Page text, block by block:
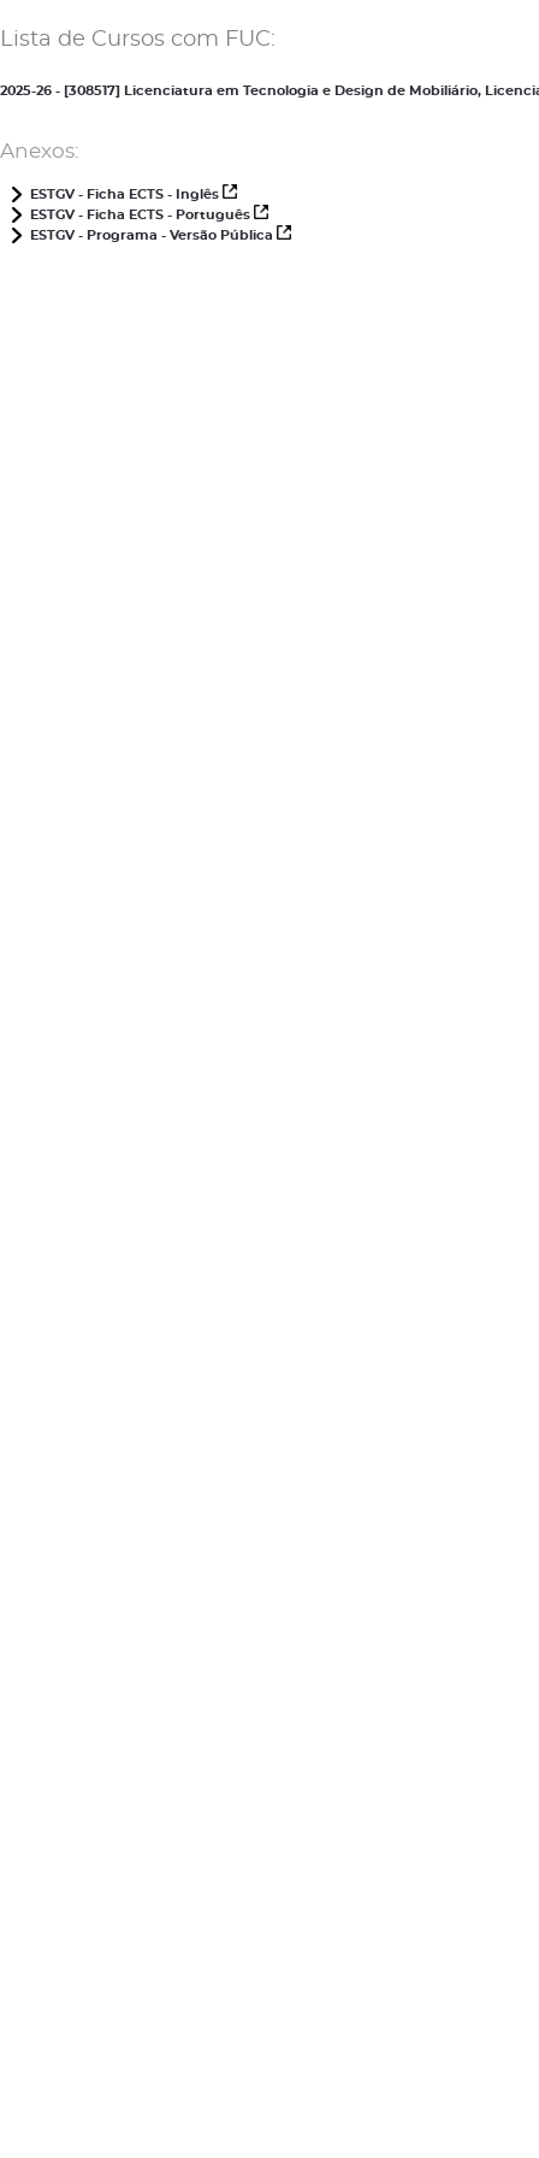
Lista de Cursos com FUC:
2025-26 - [308517] Licenciatura em Tecnologia e Design de Mobiliário,
Anexos:
ESTGV - Ficha ECTS - Inglês
ESTGV - Ficha ECTS - Português
ESTGV - Programa - Versão Pública